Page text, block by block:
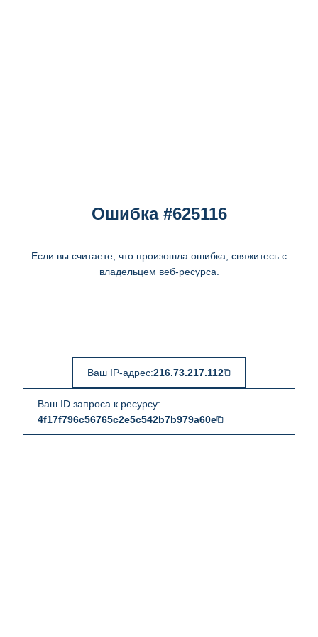
Ошибка #625116
Если вы считаете, что произошла ошибка, свяжитесь с
владельцем веб-ресурса.
Ваш IP-адрес:216.73.217.112
Ваш ID запроса к ресурсу:
4f17f796c56765c2e5c542b7b979a60e